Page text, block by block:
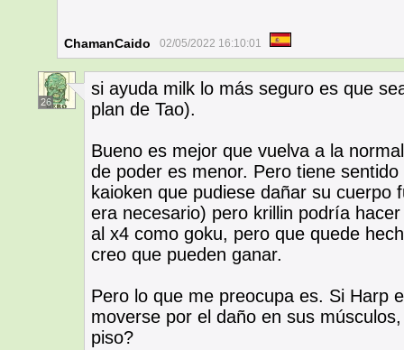
ChamanCaido 02/05/2022 16:10:01
26
si ayuda milk lo más seguro es que
plan de Tao).
Bueno es mejor que vuelva a la
de poder es menor. Pero tiene
kaioken que pudiese dañar su cuerpo
era necesario) pero krillin podría
al x4 como goku, pero que quede
creo que pueden ganar.
Pero lo que me preocupa es. Si Harp
moverse por el daño en sus
piso?